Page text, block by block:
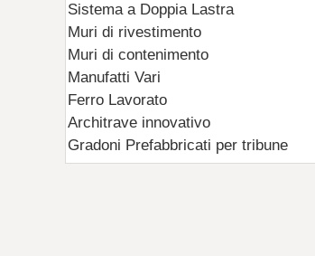
Sistema a Doppia Lastra
Muri di rivestimento
Muri di contenimento
Manufatti Vari
Ferro Lavorato
Architrave innovativo
Gradoni Prefabbricati per tribune